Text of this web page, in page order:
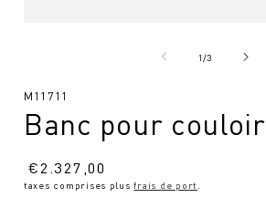
modal
1/de
3
SKU
M11711
Banc pour couloir
Prix
normal
€2.327,00
taxes comprises plusfrais de port